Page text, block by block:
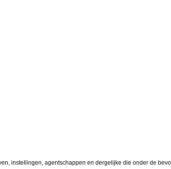
instellingen, agentschappen en dergelijke die onder de